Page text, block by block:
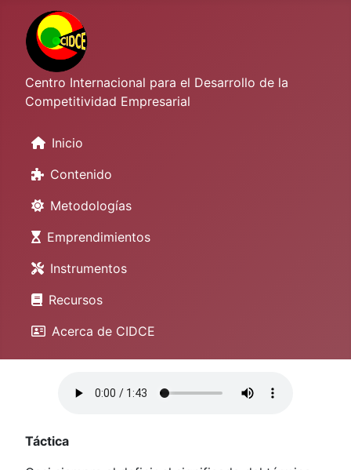
Centro Internacional para el Desarrollo de la
Competitividad Empresarial
Inicio
Contenido
Metodologías
Emprendimientos
Instrumentos
Recursos
Acerca de CIDCE
Táctica